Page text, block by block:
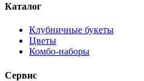
Каталог
Клубничные букеты
Цветы
Комбо-наборы
Сервис